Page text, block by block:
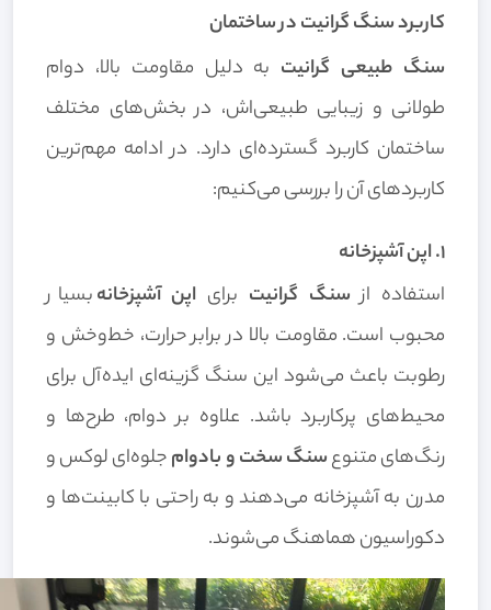
کاربرد سنگ گرانیت در ساختمان
سنگ طبیعی گرانیت به دلیل مقاومت بالا، دوام
طولانی و زیبایی طبیعی‌اش، در بخش‌های مختلف
ساختمان کاربرد گسترده‌ای دارد. در ادامه مهم‌ترین
کاربردهای آن را بررسی می‌کنیم:
۱. اپن آشپزخانه
استفاده از سنگ گرانیت برای اپن آشپزخانهبسیار
محبوب است. مقاومت بالا در برابر حرارت، خط‌وخش و
رطوبت باعث می‌شود این سنگ گزینه‌ای ایده‌آل برای
محیط‌های پرکاربرد باشد. علاوه بر دوام، طرح‌ها و
رنگ‌های متنوعسنگ سخت و بادوامجلوه‌ای لوکس و
مدرن به آشپزخانه می‌دهند و به راحتی با کابینت‌ها و
دکوراسیون هماهنگ می‌شوند.